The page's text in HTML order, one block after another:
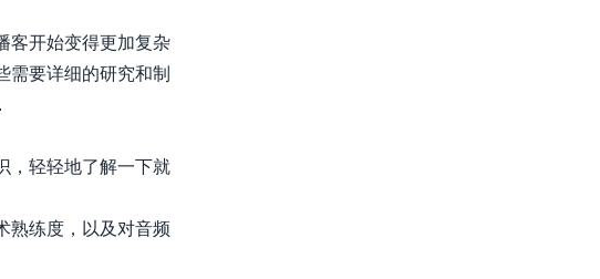
客开始变得更加复杂
需要详细的研究和制
，轻轻地了解一下就
熟练度，以及对音频